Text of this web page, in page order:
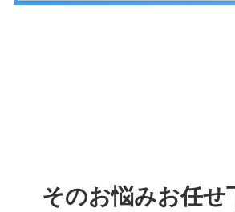
そのお悩みお任せ